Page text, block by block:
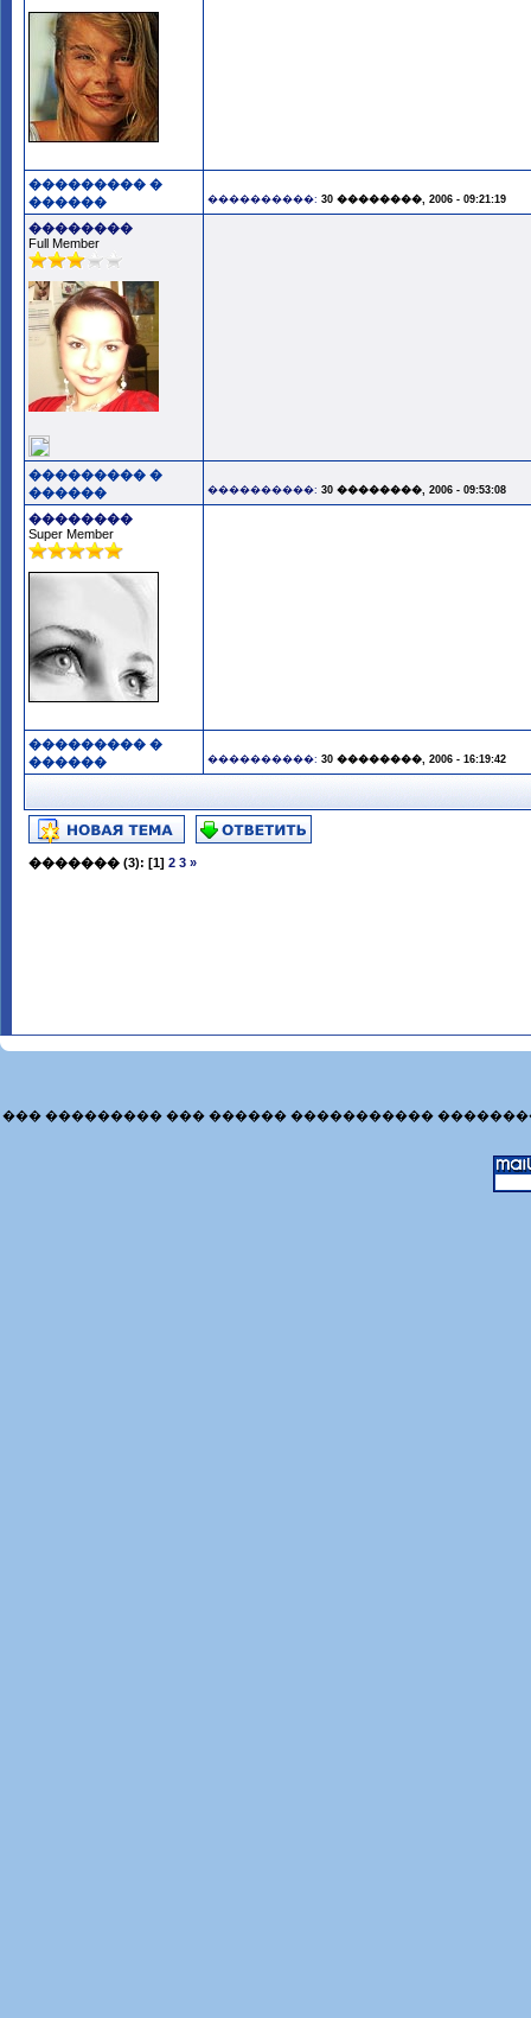
��������� �
������
����������: 30 ��������, 2006 - 09:21:19
��������
Full Member
��������� �
������
����������: 30 ��������, 2006 - 09:53:08
��������
Super Member
��������� �
������
����������: 30 ��������, 2006 - 16:19:42
������� (3): [1] 2 3 »
��� ��������� ��� ������ �����������